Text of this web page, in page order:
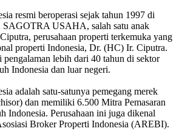
resmi beroperasi sejak tahun 1997 di
SAGOTRA USAHA, salah satu anak
perusahaan properti terkemuka yang
properti Indonesia, Dr. (HC) Ir. Ciputra.
lebih dari 40 tahun di sektor
Indonesia dan luar negeri.
adalah satu-satunya pemegang merek
dan memiliki 6.500 Mitra Pemasaran
Indonesia. Perusahaan ini juga dikenal
Broker Properti Indonesia (AREBI).